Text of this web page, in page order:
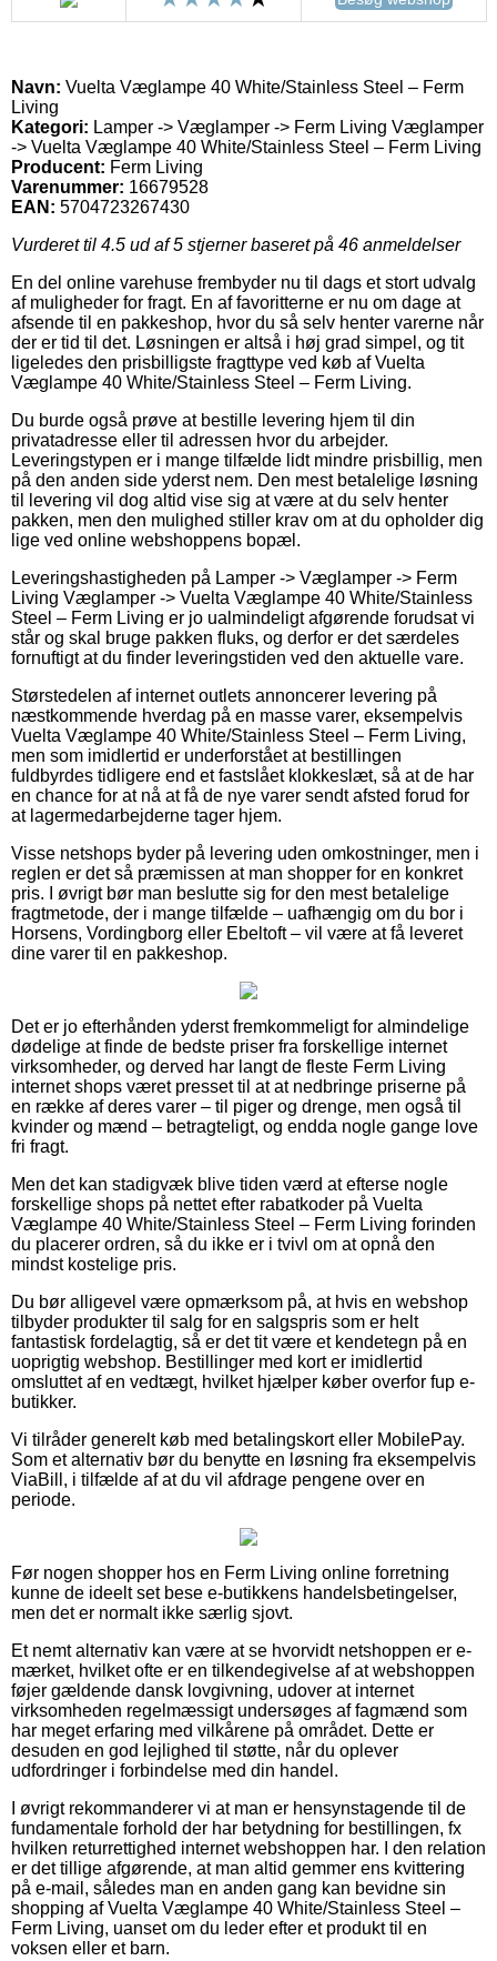
Navn: Vuelta Væglampe 40 White/Stainless Steel – Ferm
Living
Kategori: Lamper -> Væglamper -> Ferm Living Væglamper
-> Vuelta Væglampe 40 White/Stainless Steel – Ferm Living
Producent: Ferm Living
Varenummer: 16679528
EAN: 5704723267430
Vurderet til 4.5 ud af 5 stjerner baseret på 46 anmeldelser
En del online varehuse frembyder nu til dags et stort udvalg
af muligheder for fragt. En af favoritterne er nu om dage at
afsende til en pakkeshop, hvor du så selv henter varerne når
der er tid til det. Løsningen er altså i høj grad simpel, og tit
ligeledes den prisbilligste fragttype ved køb af Vuelta
Væglampe 40 White/Stainless Steel – Ferm Living.
Du burde også prøve at bestille levering hjem til din
privatadresse eller til adressen hvor du arbejder.
Leveringstypen er i mange tilfælde lidt mindre prisbillig, men
på den anden side yderst nem. Den mest betalelige løsning
til levering vil dog altid vise sig at være at du selv henter
pakken, men den mulighed stiller krav om at du opholder dig
lige ved online webshoppens bopæl.
Leveringshastigheden på Lamper -> Væglamper -> Ferm
Living Væglamper -> Vuelta Væglampe 40 White/Stainless
Steel – Ferm Living er jo ualmindeligt afgørende forudsat vi
står og skal bruge pakken fluks, og derfor er det særdeles
fornuftigt at du finder leveringstiden ved den aktuelle vare.
Størstedelen af internet outlets annoncerer levering på
næstkommende hverdag på en masse varer, eksempelvis
Vuelta Væglampe 40 White/Stainless Steel – Ferm Living,
men som imidlertid er underforstået at bestillingen
fuldbyrdes tidligere end et fastslået klokkeslæt, så at de har
en chance for at nå at få de nye varer sendt afsted forud for
at lagermedarbejderne tager hjem.
Visse netshops byder på levering uden omkostninger, men i
reglen er det så præmissen at man shopper for en konkret
pris. I øvrigt bør man beslutte sig for den mest betalelige
fragtmetode, der i mange tilfælde – uafhængig om du bor i
Horsens, Vordingborg eller Ebeltoft – vil være at få leveret
dine varer til en pakkeshop.
Det er jo efterhånden yderst fremkommeligt for almindelige
dødelige at finde de bedste priser fra forskellige internet
virksomheder, og derved har langt de fleste Ferm Living
internet shops været presset til at at nedbringe priserne på
en række af deres varer – til piger og drenge, men også til
kvinder og mænd – betragteligt, og endda nogle gange love
fri fragt.
Men det kan stadigvæk blive tiden værd at efterse nogle
forskellige shops på nettet efter rabatkoder på Vuelta
Væglampe 40 White/Stainless Steel – Ferm Living forinden
du placerer ordren, så du ikke er i tvivl om at opnå den
mindst kostelige pris.
Du bør alligevel være opmærksom på, at hvis en webshop
tilbyder produkter til salg for en salgspris som er helt
fantastisk fordelagtig, så er det tit være et kendetegn på en
uoprigtig webshop. Bestillinger med kort er imidlertid
omsluttet af en vedtægt, hvilket hjælper køber overfor fup e-
butikker.
Vi tilråder generelt køb med betalingskort eller MobilePay.
Som et alternativ bør du benytte en løsning fra eksempelvis
ViaBill, i tilfælde af at du vil afdrage pengene over en
periode.
Før nogen shopper hos en Ferm Living online forretning
kunne de ideelt set bese e-butikkens handelsbetingelser,
men det er normalt ikke særlig sjovt.
Et nemt alternativ kan være at se hvorvidt netshoppen er e-
mærket, hvilket ofte er en tilkendegivelse af at webshoppen
føjer gældende dansk lovgivning, udover at internet
virksomheden regelmæssigt undersøges af fagmænd som
har meget erfaring med vilkårene på området. Dette er
desuden en god lejlighed til støtte, når du oplever
udfordringer i forbindelse med din handel.
I øvrigt rekommanderer vi at man er hensynstagende til de
fundamentale forhold der har betydning for bestillingen, fx
hvilken returrettighed internet webshoppen har. I den relation
er det tillige afgørende, at man altid gemmer ens kvittering
på e-mail, således man en anden gang kan bevidne sin
shopping af Vuelta Væglampe 40 White/Stainless Steel –
Ferm Living, uanset om du leder efter et produkt til en
voksen eller et barn.